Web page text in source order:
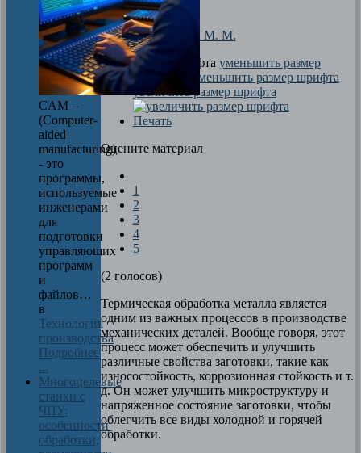
АвторЛюбезный М. М.
размер шрифта уменьшить размер
шрифта
увеличить размер шрифта
Печать
Оцените материал
1
2
3
4
5
(2 голосов)
Термическая обработка металла является
одним из важных процессов в производстве
механических деталей. Вообще говоря, этот
процесс может обеспечить и улучшить
различные свойства заготовки, такие как
износостойкость, коррозионная стойкость и т.
д. Он может улучшить микроструктуру и
напряженное состояние заготовки, чтобы
облегчить все виды холодной и горячей
обработки.
CAM –
(Computer-
aided
manufacturing)
- это
программы,
используемые
инженерами
для
подготовки
управляющих
программ
и
файлов…
в
Технология
производства
Подробнее
...
Многоцелевые
станки с
ЧПУ:
особенности
обработки,